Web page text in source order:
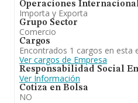
Operaciones
Importa y Exporta
Grupo Sector
Comercio
Cargos
Encontrados 1 cargos en esta
Ver cargos de Empresa
Responsabilidad Social
Ver Información
Cotiza en Bolsa
NO